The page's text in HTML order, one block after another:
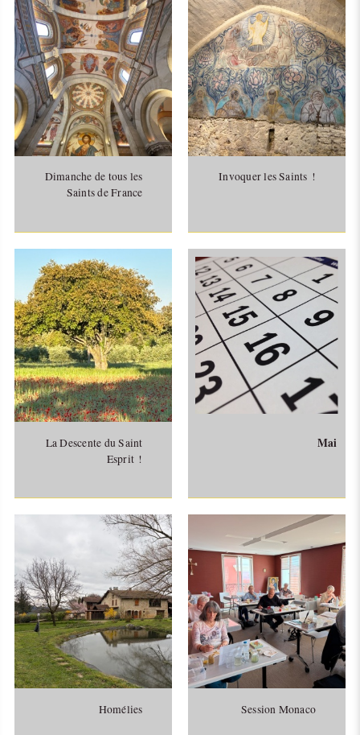
Dimanche de tous les
Saints de France
Invoquer les Saints !
La Descente du Saint
Esprit !
Mai
Homélies Session Monaco